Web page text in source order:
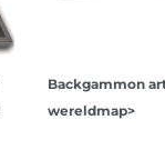
Backgammon
wereldmap>